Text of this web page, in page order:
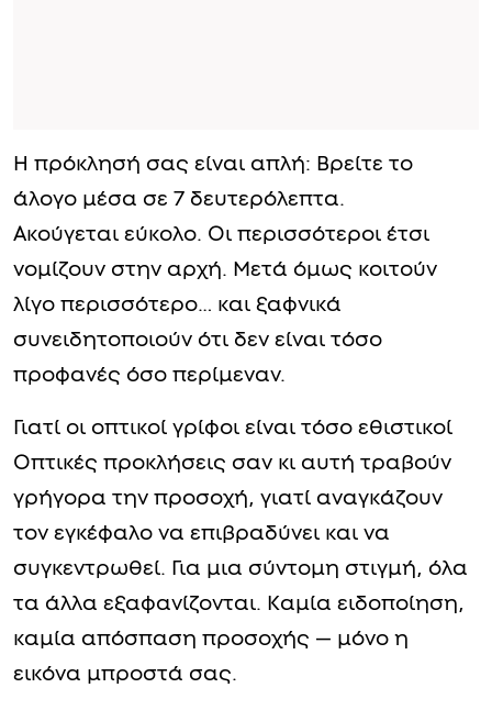
Η πρόκλησή σας είναι απλή: Bρείτε το
άλογο μέσα σε 7 δευτερόλεπτα.
Ακούγεται εύκολο. Οι περισσότεροι έτσι
νομίζουν στην αρχή. Μετά όμως κοιτούν
λίγο περισσότερο… και ξαφνικά
συνειδητοποιούν ότι δεν είναι τόσο
προφανές όσο περίμεναν.
Γιατί οι οπτικοί γρίφοι είναι τόσο εθιστικοί
Οπτικές προκλήσεις σαν κι αυτή τραβούν
γρήγορα την προσοχή, γιατί αναγκάζουν
τον εγκέφαλο να επιβραδύνει και να
συγκεντρωθεί. Για μια σύντομη στιγμή, όλα
τα άλλα εξαφανίζονται. Καμία ειδοποίηση,
καμία απόσπαση προσοχής — μόνο η
εικόνα μπροστά σας.